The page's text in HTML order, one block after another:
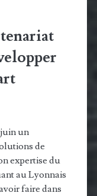
un
de
expertise du
au Lyonnais
faire dans